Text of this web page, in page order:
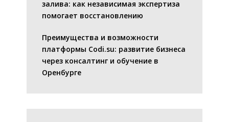
залива: как независимая экспертиза
помогает восстановлению
Преимущества и возможности
платформы Codi.su: развитие бизнеса
через консалтинг и обучение в
Оренбурге